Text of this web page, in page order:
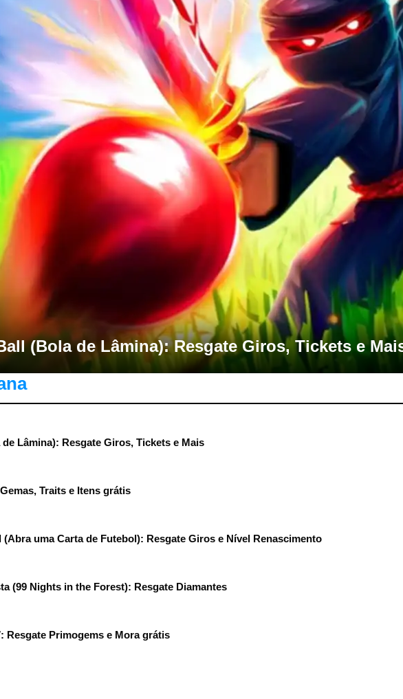
(Bola de Lâmina): Resgate Giros, Tickets e
Lâmina): Resgate Giros, Tickets e Mais
Traits e Itens grátis
uma Carta de Futebol): Resgate Giros e Nível Renascimento
(99 Nights in the Forest): Resgate Diamantes
Resgate Primogems e Mora grátis